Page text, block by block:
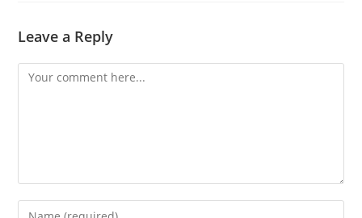
Leave a Reply
Comment
Enter